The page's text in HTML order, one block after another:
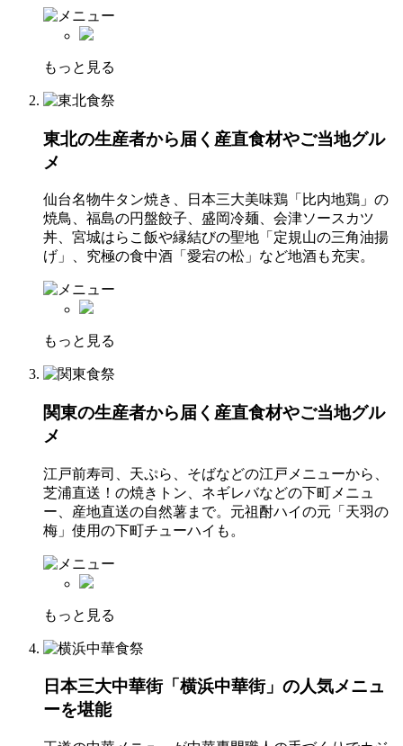
もっと見る
東北の生産者から届く産直食材やご当地グル
メ
仙台名物牛タン焼き、日本三大美味鶏「比内地鶏」の
焼鳥、福島の円盤餃子、盛岡冷麺、会津ソースカツ
丼、宮城はらこ飯や縁結びの聖地「定規山の三角油揚
げ」、究極の食中酒「愛宕の松」など地酒も充実。
もっと見る
関東の生産者から届く産直食材やご当地グル
メ
江戸前寿司、天ぷら、そばなどの江戸メニューから、
芝浦直送！の焼きトン、ネギレバなどの下町メニュ
ー、産地直送の自然薯まで。元祖酎ハイの元「天羽の
梅」使用の下町チューハイも。
もっと見る
日本三大中華街「横浜中華街」の人気メニュ
ーを堪能